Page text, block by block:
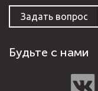
Задать вопрос
Будьте с нами